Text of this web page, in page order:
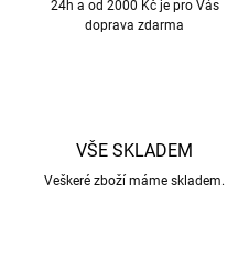
24h a od 2000 Kč je pro Vás
doprava zdarma
VŠE SKLADEM
Veškeré zboží máme skladem.